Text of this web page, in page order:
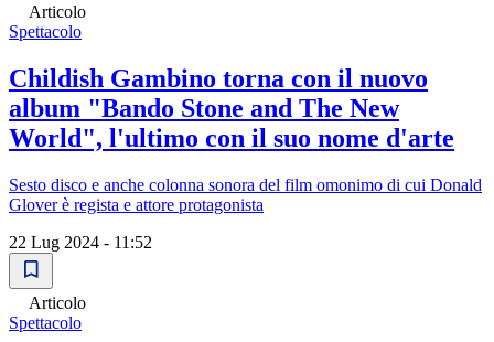
Articolo
Spettacolo
Childish Gambino torna con il nuovo
album "Bando Stone and The New
World", l'ultimo con il suo nome d'arte
Sesto disco e anche colonna sonora del film omonimo di cui Donald
Glover è regista e attore protagonista
22 Lug 2024 - 11:52
Articolo
Spettacolo